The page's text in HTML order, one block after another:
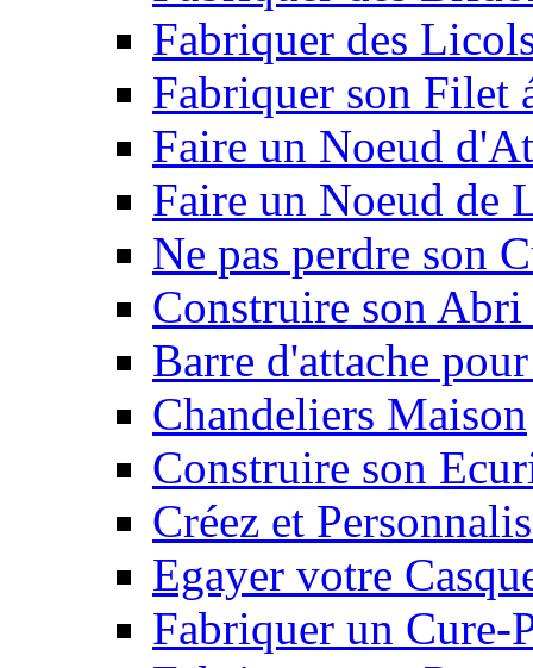
Fabriquer des
Fabriquer son Filet
Faire un Noeud
Faire un Noeud de
Ne pas perdre son
Construire son
Barre d'attache
Chandeliers Maison
Construire son
Créez et
Egayer votre
Fabriquer un Cure-